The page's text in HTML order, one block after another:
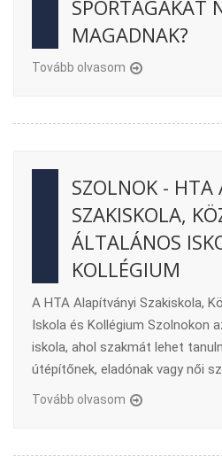
SPORTÁGAKAT
MAGADNAK?
Tovább olvasom
SZOLNOK - HTA
SZAKISKOLA,
ÁLTALÁNOS
KOLLÉGIUM
A HTA Alapítványi Szakiskola,
Iskola és Kollégium Szolnokon
iskola, ahol szakmát lehet
útépítőnek, eladónak vagy női
Tovább olvasom